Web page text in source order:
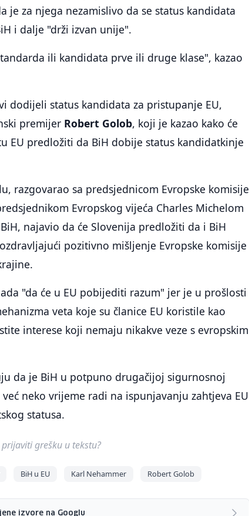
je za njega nezamislivo da se status kandidata
i dalje "drži izvan unije".
ili kandidata prve ili druge klase", kazao
dodijeli status kandidata za pristupanje EU,
premijer Robert Golob, koji je kazao kako će
EU predložiti da BiH dobije status kandidatkinje
razgovarao sa predsjednicom Evropske komisije
Evropskog vijeća Charles Michelom
najavio da će Slovenija predložiti da i BiH
pozitivno mišljenje Evropske komisije
"da će u EU pobijediti razum" jer je u prošlosti
veta koje su članice EU koristile kao
interese koji nemaju nikakve veze s evropskim
da je BiH u potpuno drugačijoj sigurnosnoj
neko vrijeme radi na ispunjavanju zahtjeva EU
statusa.
grešku u tekstu?
BiH u EU Karl Nehammer Robert Golob
izvore na Googlu